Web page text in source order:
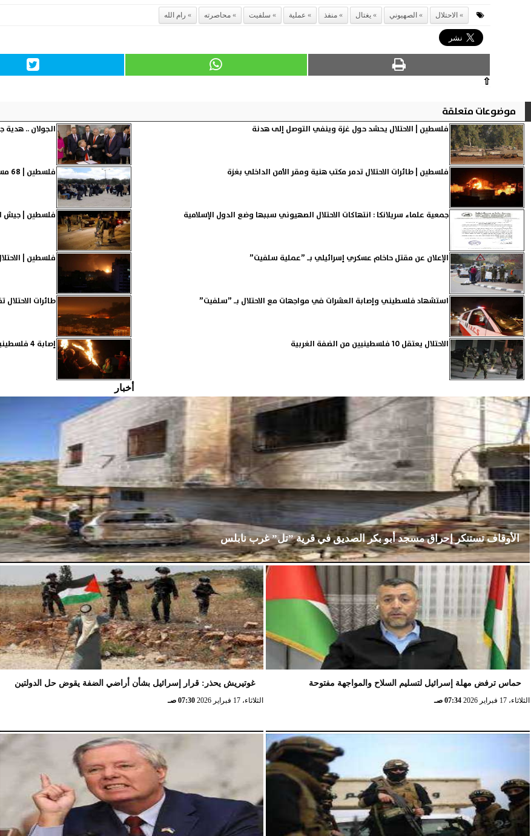
الاحتلال الصهيوني يغتال منفذ عملية سلفيت محاصرته رام الله
⇧
موضوعات متعلقة
فلسطين | الاحتلال يحشد حول غزة وينفي التوصل إلى هدنة الجولان .. هدية
فلسطين | طائرات الاحتلال تدمر مكتب هنية ومقر الأمن الداخلي بغزة فلسطين | 68 مستوطنًا يقتحمون المسجد الأقصى في حماية شرطة الاحتلال
جمعية علماء سريلانكا : انتهاكات الاحتلال الصهيوني سببها وضع الدول الإسلامية فلسطين | جيش
الإعلان عن مقتل حاخام عسكري إسرائيلي بـ ”عملية سلفيت” فلسطين |
استشهاد فلسطيني وإصابة العشرات في مواجهات مع الاحتلال بـ ”سلفيت” طائرات
الاحتلال يعتقل 10 فلسطينيين من الضفة الغربية إصابة 4 فلسطينيين برصاص قوات الاحتلال شرقي مدينة غزة
أخبار
الأوقاف تستنكر إحراق مسجد أبو بكر الصديق في قرية ”تل” غرب نابلس
الإثنين، 23 فبراير 2026 02:15 مـ
حماس ترفض مهلة إسرائيل لتسليم السلاح والمواجهة مفتوحة
الثلاثاء، 17 فبراير 2026 07:34 صـ
غوتيريش يحذر: قرار إسرائيل بشأن أراضي الضفة يقوض حل الدولتين
الثلاثاء، 17 فبراير 2026 07:30 صـ